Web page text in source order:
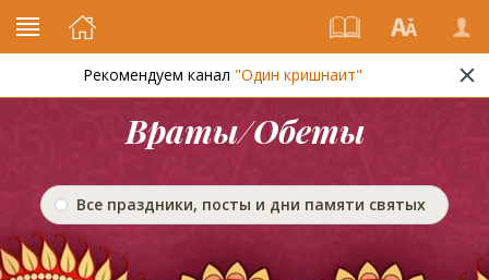
Рекомендуем канал "Один кришнаит"
Враты/Обеты
Все праздники, посты и дни памяти святых